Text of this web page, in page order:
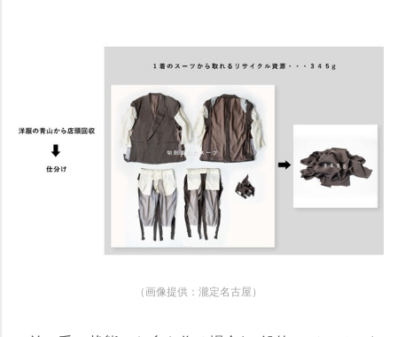
（画像提供：瀧定名古屋）